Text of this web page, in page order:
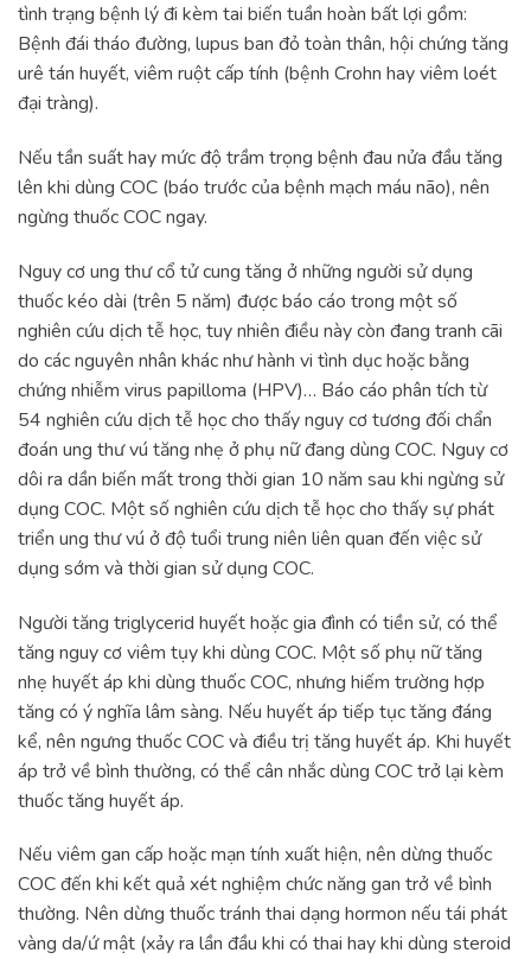
tình trạng bệnh lý đi kèm tai biến tuần hoàn bất lợi gồm:
Bệnh đái tháo đường, lupus ban đỏ toàn thân, hội chứng tăng
urê tán huyết, viêm ruột cấp tính (bệnh Crohn hay viêm loét
đại tràng).
Nếu tần suất hay mức độ trầm trọng bệnh đau nửa đầu tăng
lên khi dùng COC (báo trước của bệnh mạch máu não), nên
ngừng thuốc COC ngay.
Nguy cơ ung thư cổ tử cung tăng ở những người sử dụng
thuốc kéo dài (trên 5 năm) được báo cáo trong một số
nghiên cứu dịch tễ học, tuy nhiên điều này còn đang tranh cãi
do các nguyên nhân khác như hành vi tình dục hoặc bằng
chứng nhiễm virus papilloma (HPV)… Báo cáo phân tích từ
54 nghiên cứu dịch tễ học cho thấy nguy cơ tương đối chẩn
đoán ung thư vú tăng nhẹ ở phụ nữ đang dùng COC. Nguy cơ
dôi ra dần biến mất trong thời gian 10 năm sau khi ngừng sử
dụng COC. Một số nghiên cứu dịch tễ học cho thấy sự phát
triển ung thư vú ở độ tuổi trung niên liên quan đến việc sử
dụng sớm và thời gian sử dụng COC.
Người tăng triglycerid huyết hoặc gia đình có tiền sử, có thể
tăng nguy cơ viêm tụy khi dùng COC. Một số phụ nữ tăng
nhẹ huyết áp khi dùng thuốc COC, nhưng hiếm trường hợp
tăng có ý nghĩa lâm sàng. Nếu huyết áp tiếp tục tăng đáng
kể, nên ngưng thuốc COC và điều trị tăng huyết áp. Khi huyết
áp trở về bình thường, có thể cân nhắc dùng COC trở lại kèm
thuốc tăng huyết áp.
Nếu viêm gan cấp hoặc mạn tính xuất hiện, nên dừng thuốc
COC đến khi kết quả xét nghiệm chức năng gan trở về bình
thường. Nên dừng thuốc tránh thai dạng hormon nếu tái phát
vàng da/ứ mật (xảy ra lần đầu khi có thai hay khi dùng steroid